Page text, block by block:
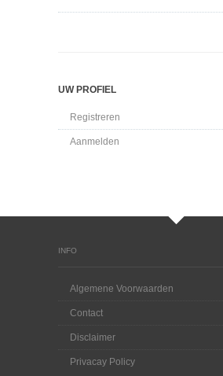
UW PROFIEL
Registreren
Aanmelden
INFO
Algemene Voorwaarden
Contact
Disclaimer
Privacay Policy